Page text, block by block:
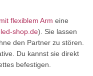
flexiblem Arm eine
shop.de). Sie lassen
den Partner zu stören.
Du kannst sie direkt
befestigen.